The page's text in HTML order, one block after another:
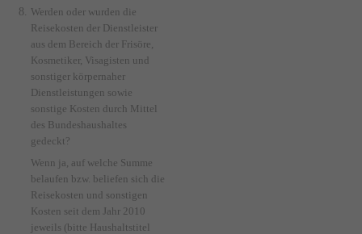
Werden oder wurden die
Reisekosten der Dienstleister
aus dem Bereich der Frisöre,
Kosmetiker, Visagisten und
sonstiger körpernaher
Dienstleistungen sowie
sonstige Kosten durch Mittel
des Bundeshaushaltes
gedeckt?
Wenn ja, auf welche Summe
belaufen bzw. beliefen sich die
Reisekosten und sonstigen
Kosten seit dem Jahr 2010
jeweils (bitte Haushaltstitel